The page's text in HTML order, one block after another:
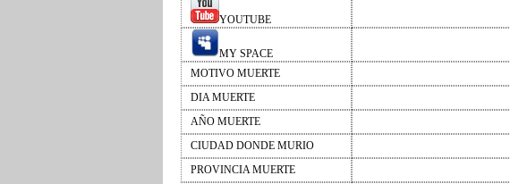
YOUTUBE
MY SPACE
MOTIVO MUERTE
DIA MUERTE
AÑO MUERTE
CIUDAD DONDE MURIO
PROVINCIA MUERTE